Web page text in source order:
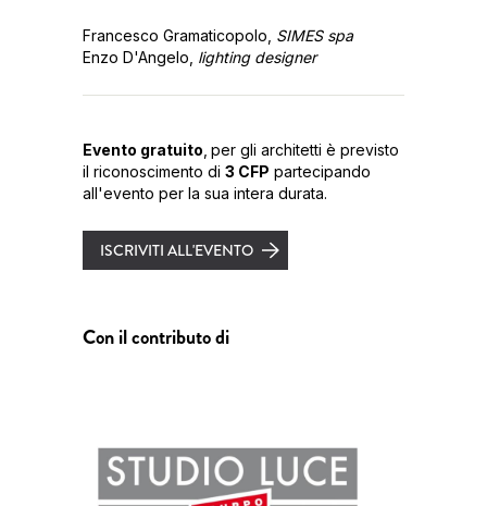
Francesco Gramaticopolo, SIMES spa
Enzo D'Angelo, lighting designer
Evento gratuito per gli architetti è previsto
il riconoscimento di 3 CFP partecipando
all'evento per la sua intera durata.
ISCRIVITI ALL'EVENTO
Con il contributo di